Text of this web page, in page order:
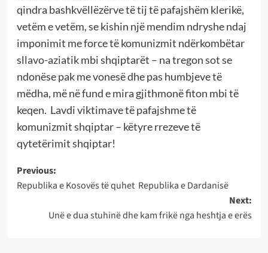
qindra bashkvëllëzërve të tij të pafajshëm klerikë,
vetëm e vetëm, se kishin një mendim ndryshe ndaj
imponimit me force të komunizmit ndërkombëtar
sllavo-aziatik mbi shqiptarët – na tregon sot se
ndonëse pak me vonesë dhe pas humbjeve të
mëdha, më në fund e mira gjithmonë fiton mbi të
keqen. Lavdi viktimave të pafajshme të
komunizmit shqiptar – këtyre rrezeve të
qytetërimit shqiptar!
Post
navigation
Previous:
Republika e Kosovës të quhet Republika e Dardanisë
Next:
Unë e dua stuhinë dhe kam frikë nga heshtja e erës